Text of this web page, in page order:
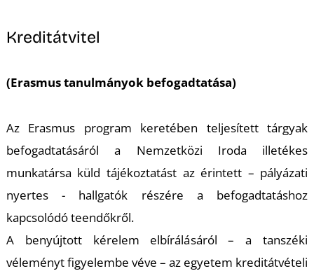
Kreditátvitel
(Erasmus tanulmányok befogadtatása)
Az Erasmus program keretében teljesített tárgyak
befogadtatásáról a Nemzetközi Iroda illetékes
munkatársa küld tájékoztatást az érintett – pályázati
nyertes - hallgatók részére a befogadtatáshoz
kapcsolódó teendőkről.
A benyújtott kérelem elbírálásáról – a tanszéki
véleményt figyelembe véve – az egyetem kreditátvételi